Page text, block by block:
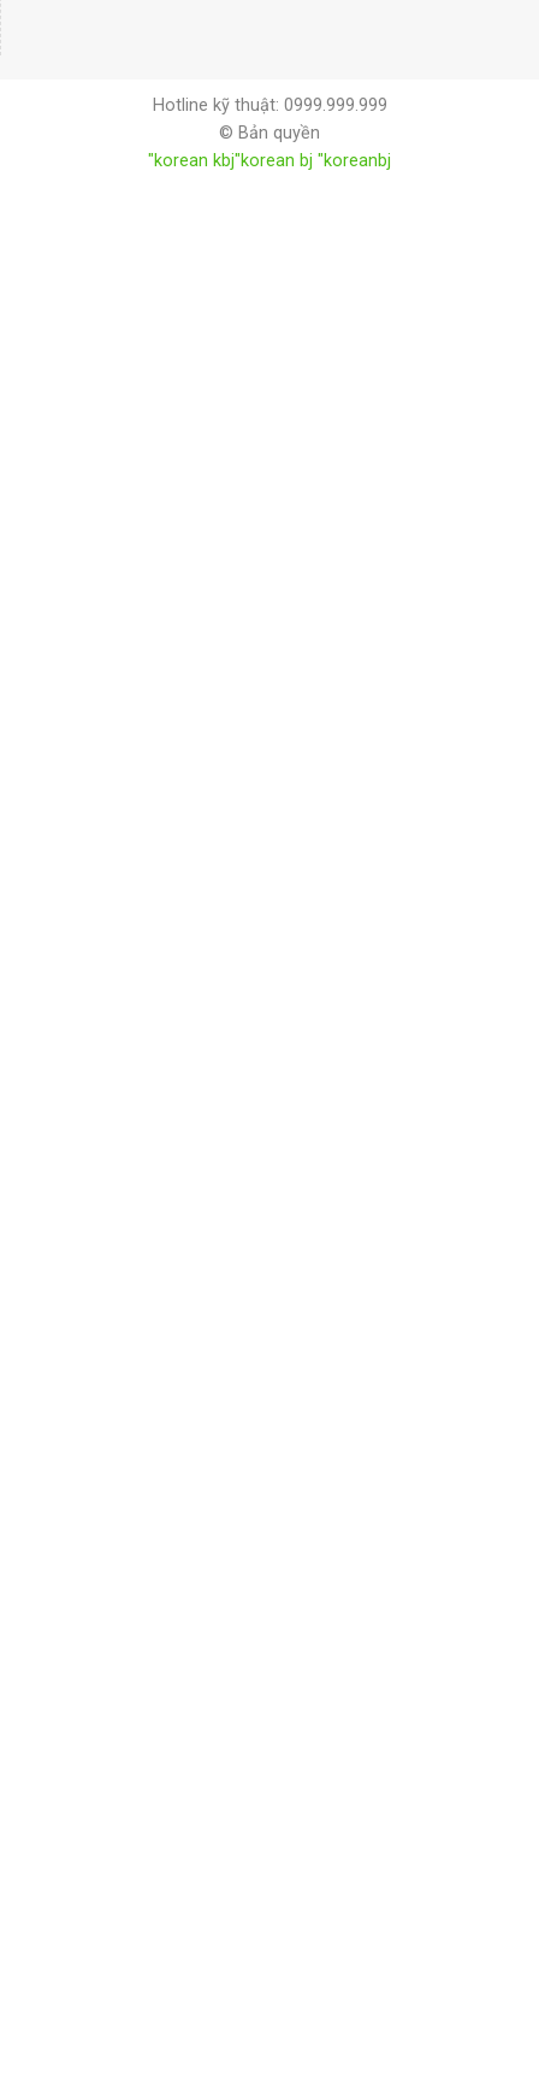
Hotline kỹ thuật: 0999.999.999
© Bản quyền
"korean kbj​"korean bj "koreanbj​